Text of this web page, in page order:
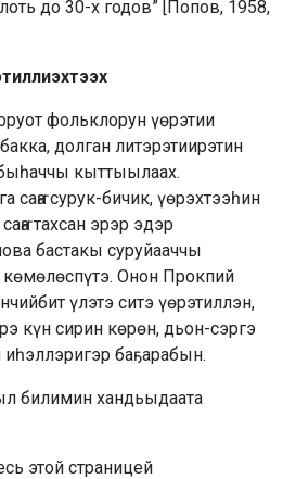
до 30-х годов” [Попов, 1958,
фольклорун үөрэтии
долган литэрэтиирэтин
кыттыылаах.
саҥа сурук-бичик, үөрэхтээһин
тахсан эрэр эдэр
бастакы суруйааччы
Онон Прокпий
үлэтэ ситэ үөрэтиллэн,
күн сирин көрөн, дьон-сэргэ
иһэллэригэр баҕарабын.
билимин хандьыдаата
этой страницей